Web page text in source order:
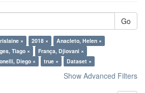
Go
× 2018 ×
Anacleto, Helen ×
Tiago ×
França, Djiovani ×
Diego × true × Dataset ×
Show Advanced Filters